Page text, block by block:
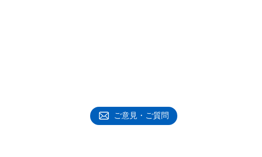
ご意見・ご質問